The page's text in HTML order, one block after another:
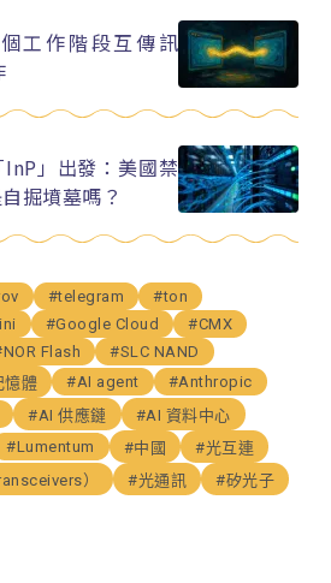
工作階段互傳訊
」出發：美國禁
掘墳墓嗎？
#telegram
#ton
#Google Cloud
#CMX
Flash
#SLC NAND
憶體 #AI agent
#Anthropic
#AI 供應鏈
#AI 資料中心
#Lumentum #中國
#光互連
）
#光通訊
#矽光子